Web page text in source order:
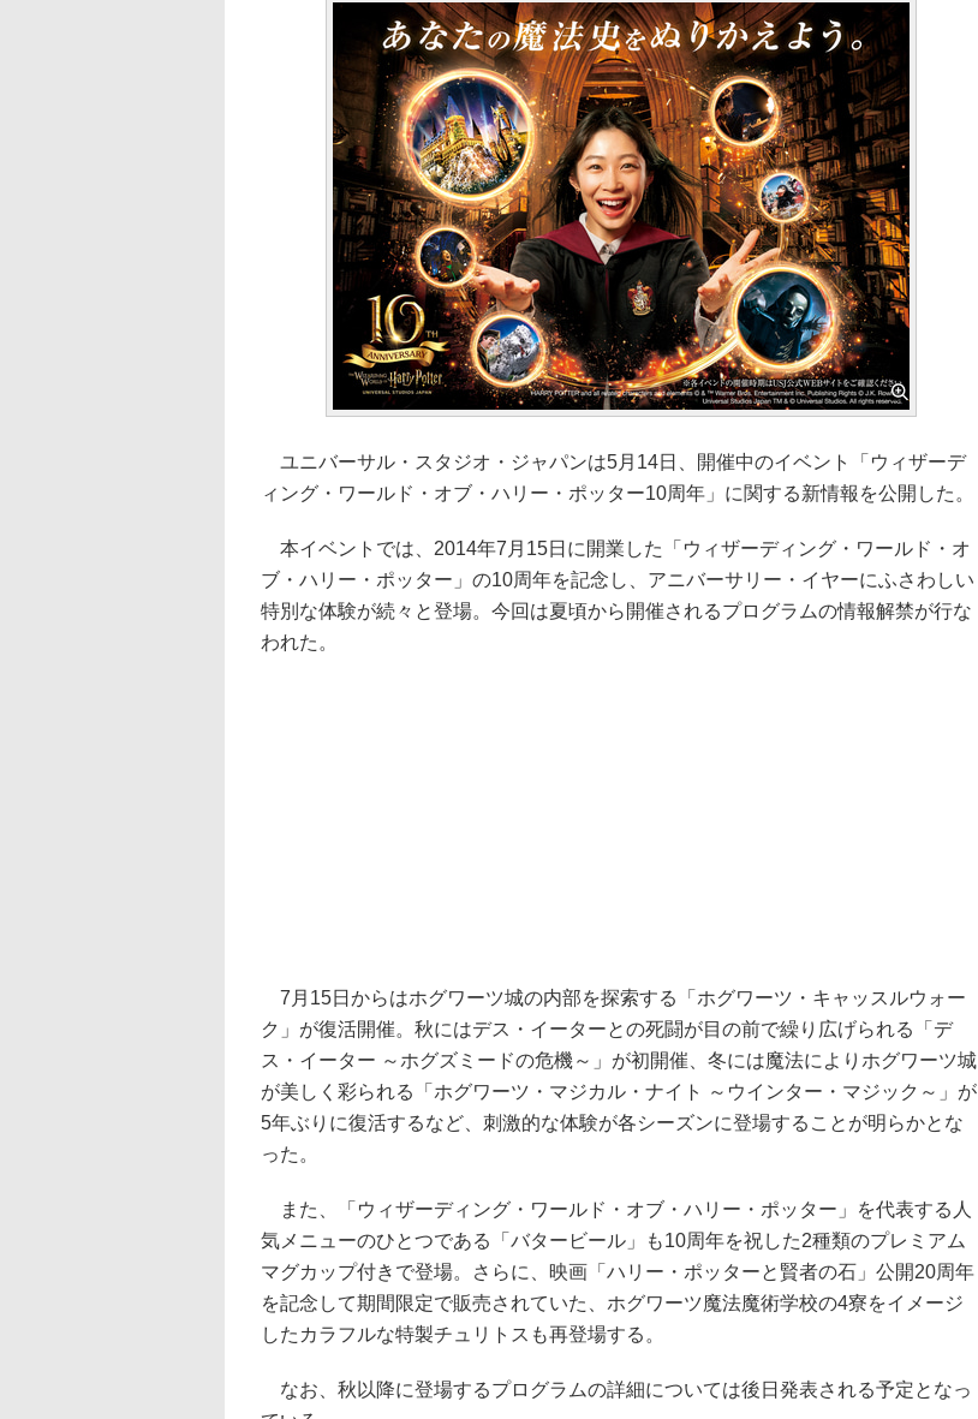
ユニバーサル・スタジオ・ジャパンは5月14日、開催中のイベント「ウィザーデ
ィング・ワールド・オブ・ハリー・ポッター10周年」に関する新情報を公開した。
本イベントでは、2014年7月15日に開業した「ウィザーディング・ワールド・オ
ブ・ハリー・ポッター」の10周年を記念し、アニバーサリー・イヤーにふさわしい
特別な体験が続々と登場。今回は夏頃から開催されるプログラムの情報解禁が行な
われた。
7月15日からはホグワーツ城の内部を探索する「ホグワーツ・キャッスルウォー
ク」が復活開催。秋にはデス・イーターとの死闘が目の前で繰り広げられる「デ
ス・イーター ～ホグズミードの危機～」が初開催、冬には魔法によりホグワーツ城
が美しく彩られる「ホグワーツ・マジカル・ナイト ～ウインター・マジック～」が
5年ぶりに復活するなど、刺激的な体験が各シーズンに登場することが明らかとな
った。
また、「ウィザーディング・ワールド・オブ・ハリー・ポッター」を代表する人
気メニューのひとつである「バタービール」も10周年を祝した2種類のプレミアム
マグカップ付きで登場。さらに、映画「ハリー・ポッターと賢者の石」公開20周年
を記念して期間限定で販売されていた、ホグワーツ魔法魔術学校の4寮をイメージ
したカラフルな特製チュリトスも再登場する。
なお、秋以降に登場するプログラムの詳細については後日発表される予定となっ